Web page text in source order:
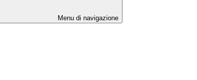
Menu di navigazione